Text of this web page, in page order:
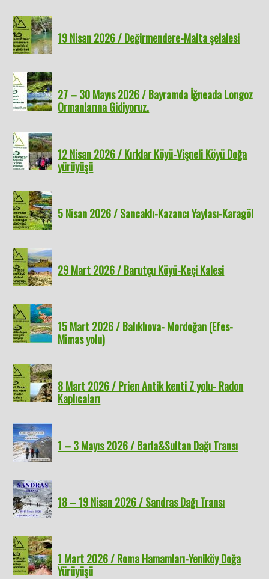
19 Nisan 2026 / Değirmendere-Malta şelalesi
27 – 30 Mayıs 2026 / Bayramda İğneada Longoz
Ormanlarına Gidiyoruz.
12 Nisan 2026 / Kırklar Köyü-Vişneli Köyü Doğa
yürüyüşü
5 Nisan 2026 / Sancaklı-Kazancı Yaylası-Karagöl
29 Mart 2026 / Barutçu Köyü-Keçi Kalesi
15 Mart 2026 / Balıklıova- Mordoğan (Efes-
Mimas yolu)
8 Mart 2026 / Prien Antik kenti Z yolu- Radon
Kaplıcaları
1 – 3 Mayıs 2026 / Barla&Sultan Dağı Transı
18 – 19 Nisan 2026 / Sandras Dağı Transı
1 Mart 2026 / Roma Hamamları-Yeniköy Doğa
Yürüyüşü